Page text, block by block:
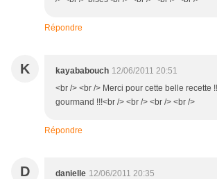
Répondre
K kayababouch 12/06/2011 20:51
<br /> <br /> Merci pour cette belle recette
gourmand !!!<br /> <br /> <br /> <br />
Répondre
D danielle 12/06/2011 20:35